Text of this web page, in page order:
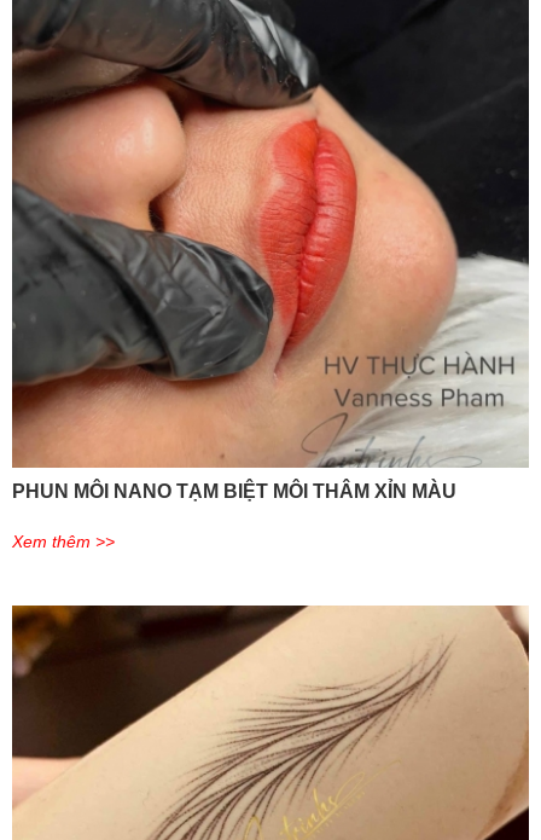
PHUN MÔI NANO TẠM BIỆT MÔI THÂM XỈN MÀU
Xem thêm >>